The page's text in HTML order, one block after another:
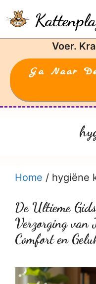
naar
de
Voer.
Ga Naar
Home / hygiëne
De Ultieme
Verzorging van
Comfort en